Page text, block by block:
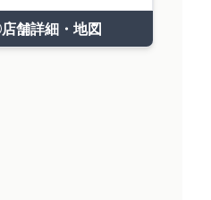
店舗詳細・地図